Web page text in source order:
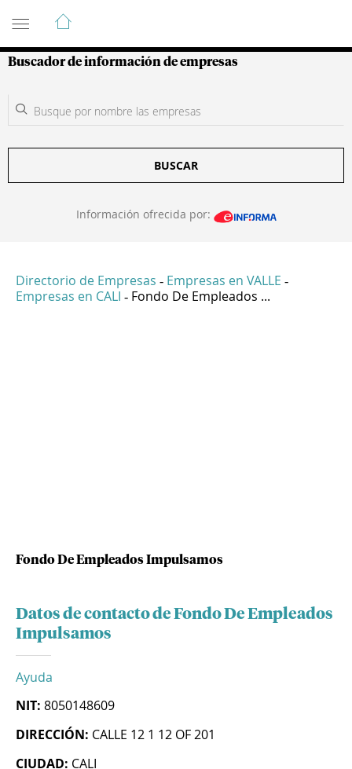
Guía de Empresas Colombianas
Buscador de información de empresas
BUSCAR
Información ofrecida por:
Directorio de Empresas - Empresas en VALLE -
Empresas en CALI - Fondo De Empleados ...
Fondo De Empleados Impulsamos
Datos de contacto de Fondo De Empleados
Impulsamos
Ayuda
NIT: 8050148609
DIRECCIÓN: CALLE 12 1 12 OF 201
CIUDAD: CALI